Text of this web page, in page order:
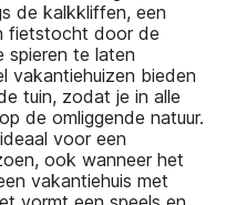
de kalkkliffen, een
fietstocht door de
spieren te laten
vakantiehuizen bieden
tuin, zodat je in alle
de omliggende natuur.
voor een
ook wanneer het
vakantiehuis met